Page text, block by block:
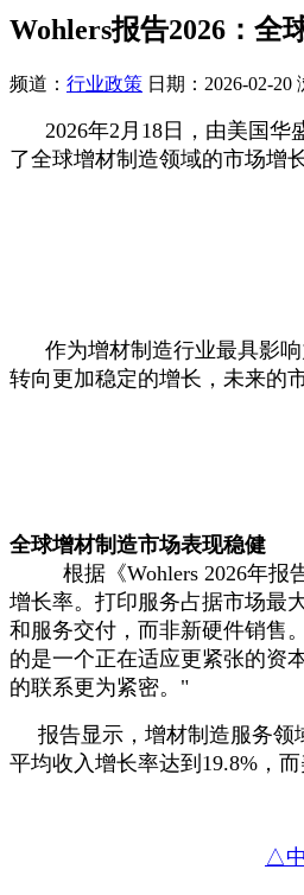
Wohlers报告2026：全
频道： 行业政策 日期： 2026-02-20
2026年2月18日，由美国华
了全球增材制造领域的市场增
作为增材制造行业最具影响
转向更加稳定的增长，未来的
全球增材制造市场表现稳健
根据《Wohlers 2026年报告
增长率。打印服务占据市场最
和服务交付，而非新硬件销售。
的是一个正在适应更紧张的资
的联系更为紧密。"
报告显示，增材制造服务
平均收入增长率达到19.8%，
△